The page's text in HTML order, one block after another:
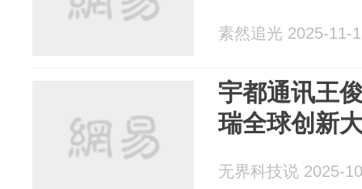
素然追光 2025-11-
宇都通讯王
瑞全球创新
无界科技说 2025-